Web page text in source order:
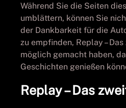
Während Sie die Seiten
umblättern, können Sie
der Dankbarkeit für die
zu empfinden, Replay –
möglich gemacht haben,
Geschichten genießen
Replay – Das